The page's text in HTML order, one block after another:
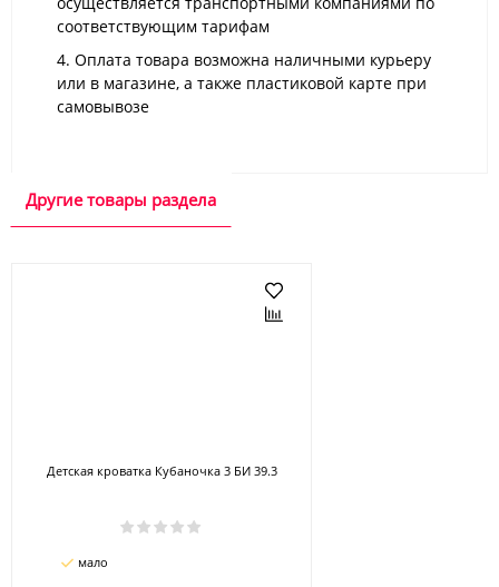
соответствующим тарифам
4. Оплата товара возможна наличными курьеру
или в магазине, а также пластиковой карте при
самовывозе
Другие товары раздела
Детская кроватка Кубаночка 3 БИ 39.3
мало